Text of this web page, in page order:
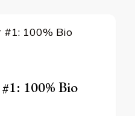
100% Bio